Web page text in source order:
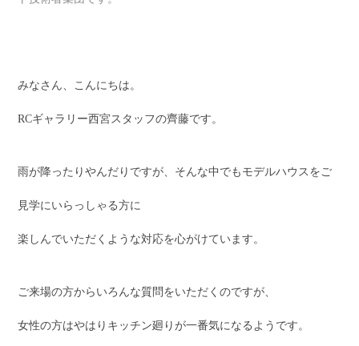
みなさん、こんにちは。
RCギャラリー西宮スタッフの齊藤です。
雨が降ったりやんだりですが、そんな中でもモデルハウスをご
見学にいらっしゃる方に
楽しんでいただくような対応を心がけています。
ご来場の方からいろんな質問をいただくのですが、
女性の方はやはりキッチン廻りが一番気になるようです。